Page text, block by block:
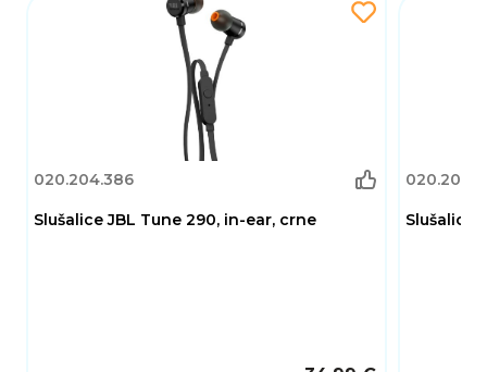
020.204.386
Slušalice JBL Tune 290, in-ear, crne Slušalice